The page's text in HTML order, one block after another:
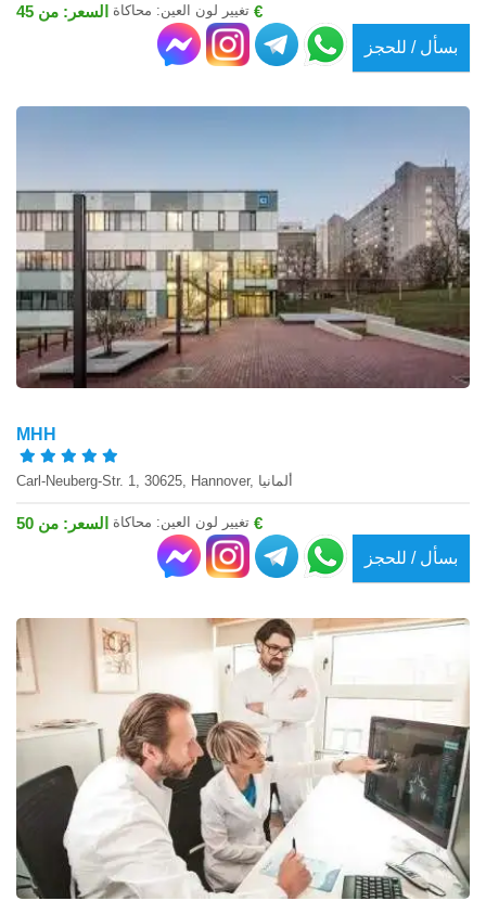
تغيير لون العين: محاكاة السعر: من 45 €
بسأل / للحجز
MHH
Carl-Neuberg-Str. 1, 30625, Hannover, ألمانيا
تغيير لون العين: محاكاة السعر: من 50 €
بسأل / للحجز